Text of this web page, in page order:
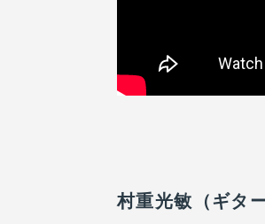
村重光敏（ギタ